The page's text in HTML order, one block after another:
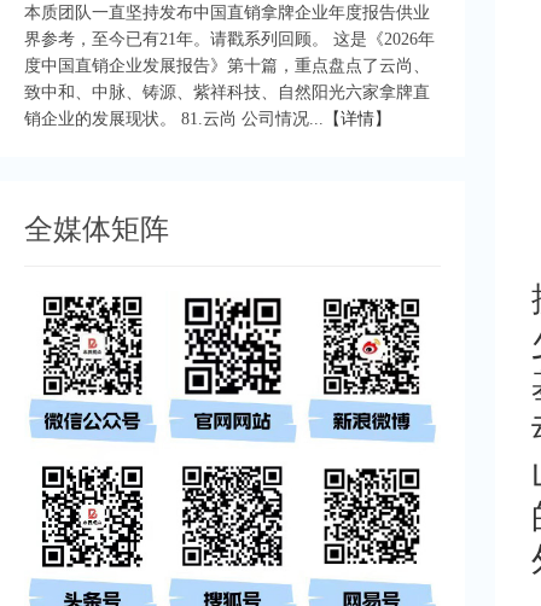
本质团队一直坚持发布中国直销拿牌企业年度报告供业
界参考，至今已有21年。请戳系列回顾。 这是《2026年
度中国直销企业发展报告》第十篇，重点盘点了云尚、
致中和、中脉、铸源、紫祥科技、自然阳光六家拿牌直
销企业的发展现状。 81.云尚 公司情况...
【详情】
全媒体矩阵